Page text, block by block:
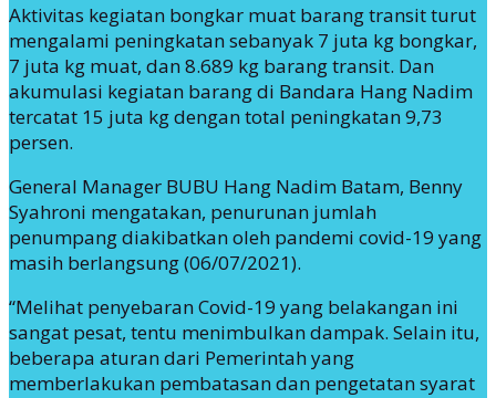
Aktivitas kegiatan bongkar muat barang transit turut
mengalami peningkatan sebanyak 7 juta kg bongkar,
7 juta kg muat, dan 8.689 kg barang transit. Dan
akumulasi kegiatan barang di Bandara Hang Nadim
tercatat 15 juta kg dengan total peningkatan 9,73
persen.
General Manager BUBU Hang Nadim Batam, Benny
Syahroni mengatakan, penurunan jumlah
penumpang diakibatkan oleh pandemi covid-19 yang
masih berlangsung (06/07/2021).
“Melihat penyebaran Covid-19 yang belakangan ini
sangat pesat, tentu menimbulkan dampak. Selain itu,
beberapa aturan dari Pemerintah yang
memberlakukan pembatasan dan pengetatan syarat